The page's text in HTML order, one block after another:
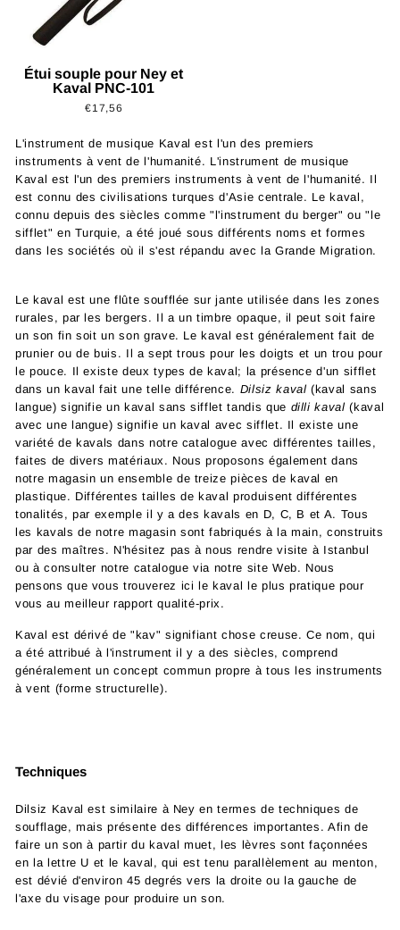
Étui souple pour Ney et
Kaval PNC-101
€17,56
L'instrument de musique Kaval est l'un des premiers
instruments à vent de l'humanité. L'instrument de musique
Kaval est l'un des premiers instruments à vent de l'humanité. Il
est connu des civilisations turques d'Asie centrale. Le kaval,
connu depuis des siècles comme "l'instrument du berger" ou "le
sifflet" en Turquie, a été joué sous différents noms et formes
dans les sociétés où il s'est répandu avec la Grande Migration.
Le kaval est une flûte soufflée sur jante utilisée dans les zones
rurales, par les bergers. Il a un timbre opaque, il peut soit faire
un son fin soit un son grave. Le kaval est généralement fait de
prunier ou de buis. Il a sept trous pour les doigts et un trou pour
le pouce. Il existe deux types de kaval; la présence d'un sifflet
dans un kaval fait une telle différence. Dilsiz kaval (kaval sans
langue) signifie un kaval sans sifflet tandis que dilli kaval (kaval
avec une langue) signifie un kaval avec sifflet. Il existe une
variété de kavals dans notre catalogue avec différentes tailles,
faites de divers matériaux. Nous proposons également dans
notre magasin un ensemble de treize pièces de kaval en
plastique. Différentes tailles de kaval produisent différentes
tonalités, par exemple il y a des kavals en D, C, B et A. Tous
les kavals de notre magasin sont fabriqués à la main, construits
par des maîtres. N'hésitez pas à nous rendre visite à Istanbul
ou à consulter notre catalogue via notre site Web. Nous
pensons que vous trouverez ici le kaval le plus pratique pour
vous au meilleur rapport qualité-prix.
Kaval est dérivé de "kav" signifiant chose creuse. Ce nom, qui
a été attribué à l'instrument il y a des siècles, comprend
généralement un concept commun propre à tous les instruments
à vent (forme structurelle).
Techniques
Dilsiz Kaval est similaire à Ney en termes de techniques de
soufflage, mais présente des différences importantes. Afin de
faire un son à partir du kaval muet, les lèvres sont façonnées
en la lettre U et le kaval, qui est tenu parallèlement au menton,
est dévié d'environ 45 degrés vers la droite ou la gauche de
l'axe du visage pour produire un son.